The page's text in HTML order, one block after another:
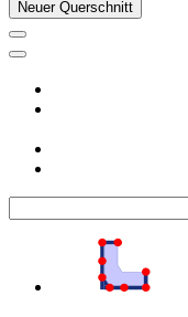
Neuer Querschnitt